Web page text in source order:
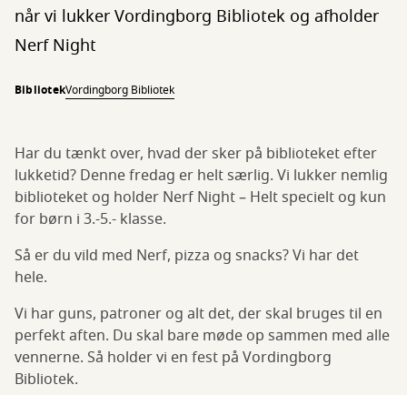
når vi lukker Vordingborg Bibliotek og afholder
Nerf Night
BibliotekVordingborg Bibliotek
Har du tænkt over, hvad der sker på biblioteket efter
lukketid? Denne fredag er helt særlig. Vi lukker nemlig
biblioteket og holder Nerf Night – Helt specielt og kun
for børn i 3.-5.- klasse.
Så er du vild med Nerf, pizza og snacks? Vi har det
hele.
Vi har guns, patroner og alt det, der skal bruges til en
perfekt aften. Du skal bare møde op sammen med alle
vennerne. Så holder vi en fest på Vordingborg
Bibliotek.